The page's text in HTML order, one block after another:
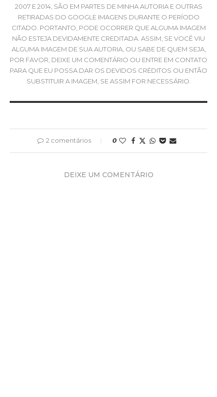
2007 E 2014, SÃO EM PARTES DE MINHA AUTORIA E OUTRAS
RETIRADAS DO GOOGLE IMAGENS DURANTE O PERÍODO
CITADO. PORTANTO, PODE OCORRER QUE ALGUMA IMAGEM
NÃO ESTEJA DEVIDAMENTE CREDITADA. ASSIM, SE VOCÊ VIU
ALGUMA IMAGEM DE SUA AUTORIA, OU SABE DE QUEM SEJA,
POR FAVOR, DEIXE UM COMENTÁRIO OU ENTRE EM CONTATO
PARA QUE EU POSSA DAR OS DEVIDOS CRÉDITOS OU ENTÃO
SUBSTITUIR A IMAGEM, SE ASSIM FOR NECESSÁRIO.
2 comentários 0
DEIXE UM COMENTÁRIO